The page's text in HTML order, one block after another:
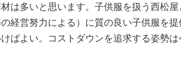
は多いと思います。子供服を扱う西松
経営努力による）に質の良い子供服を
ばよい。コストダウンを追求する姿勢